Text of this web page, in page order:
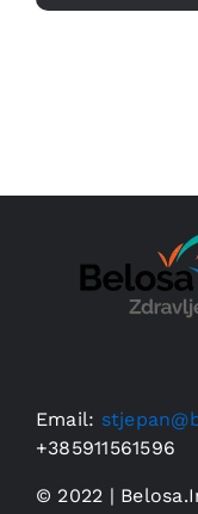
Email:
+385911561596
© 2022 |